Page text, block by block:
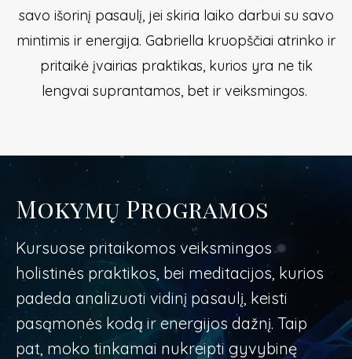
savo išorinį pasaulį, jei skiria laiko darbui su savo
mintimis ir energija. Gabriella kruopščiai atrinko ir
pritaikė įvairias praktikas, kurios yra ne tik
lengvai suprantamos, bet ir veiksmingos.
Mokymų Programos
Kursuose pritaikomos veiksmingos
holistinės praktikos, bei meditacijos, kurios
padeda analizuoti vidinį pasaulį, keisti
pasąmonės kodą ir energijos dažnį. Taip
pat, moko tinkamai nukreipti gyvybinę